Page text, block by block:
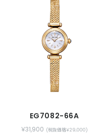
EG7082-66A
￥31,900 (税抜価格￥29,000)